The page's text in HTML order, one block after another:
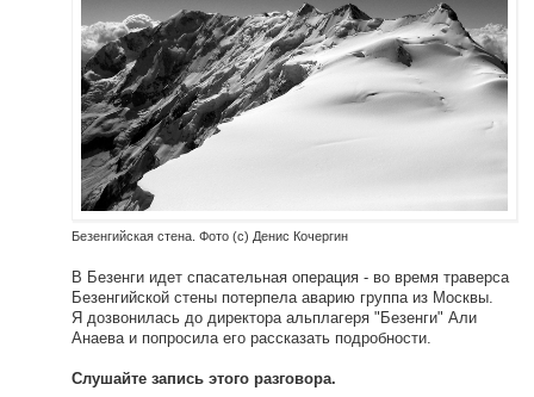
Безенгийская стена. Фото (с) Денис Кочергин
В Безенги идет спасательная операция - во время траверса
Безенгийской стены потерпела аварию группа из Москвы.
Я дозвонилась до директора альплагеря "Безенги" Али
Анаева и попросила его рассказать подробности.
Слушайте запись этого разговора.